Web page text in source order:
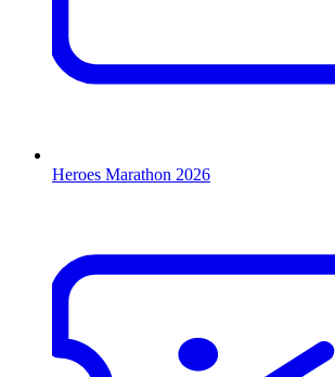
Heroes Marathon 2026